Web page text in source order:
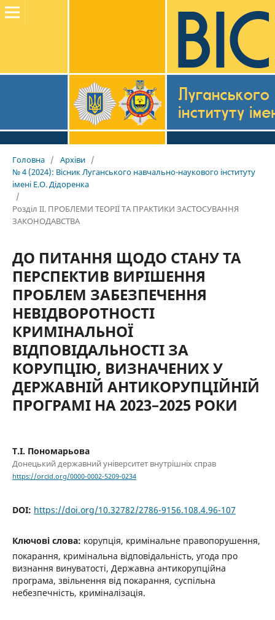
Головна / Архіви /
№ 4 (2024): Вісник Луганського навчально-наукового інституту
імені Е.О. Дідоренка
/
Розділ II. ПРОБЛЕМИ ТЕОРІЇ ТА ПРАКТИКИ ЗАСТОСУВАННЯ
ЗАКОНОДАВСТВА
ДО ПИТАННЯ ЩОДО СТАНУ ТА
ПЕРСПЕКТИВ ВИРІШЕННЯ
ПРОБЛЕМ ЗАБЕЗПЕЧЕННЯ
НЕВІДВОРОТНОСТІ
КРИМІНАЛЬНОЇ
ВІДПОВІДАЛЬНОСТІ ЗА
КОРУПЦІЮ, ВИЗНАЧЕНИХ У
ДЕРЖАВНІЙ АНТИКОРУПЦІЙНІЙ
ПРОГРАМІ НА 2023–2025 РОКИ
Т.І. Пономарьова
Донецький державний університет внутрішніх справ
https://orcid.org/0000-0002-5209-0234
DOI: https://doi.org/10.32782/2786-9156.108.4.96-107
Ключові слова: корупція, кримінальне правопорушення,
покарання, кримінальна відповідальність, угода про
визнання винуватості, Державна антикорупційна
програма, звільнення від покарання, суспільна
небезпечність, криміналізація.